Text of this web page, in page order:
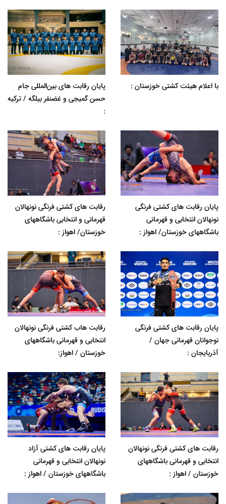
با اعلام هیئت کشتی خوزستان :
پایان رقابت های بین‌المللی جام
حسن گمیجی و غضنفر بیلگه / ترکیه
:
پایان رقابت های کشتی فرنگی
نونهالان انتخابی و قهرمانی
باشگاههای خوزستان/ اهواز :
رقابت های کشتی فرنگی نونهالان
قهرمانی و انتخابی باشگاههای
خوزستان/ اهواز :
پایان رقابت های کشتی فرنگی
نوجوانان قهرمانی جهان /
آذربایجان :
رقابت هاب کشتی فرنگی نونهالان
انتخابی و قهرمانی باشگاههای
خوزستان / اهواز:
رقابت های کشتی فرنگی نونهالان
انتخابی و قهرمانی باشگاههای
خوزستان / اهواز :
پایان رقابت های کشتی آزاد
نونهالان انتخابی و قهرمانی
باشگاههای خوزستان / اهواز :